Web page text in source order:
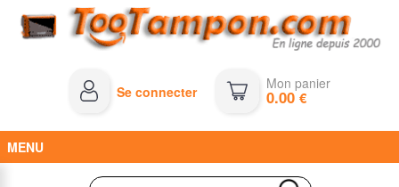
Se connecter Mon panier
0.00€
MENU